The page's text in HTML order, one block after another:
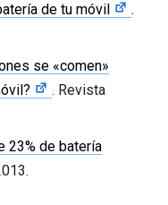
de tu móvil
.
se «comen»
. Revista
23% de batería